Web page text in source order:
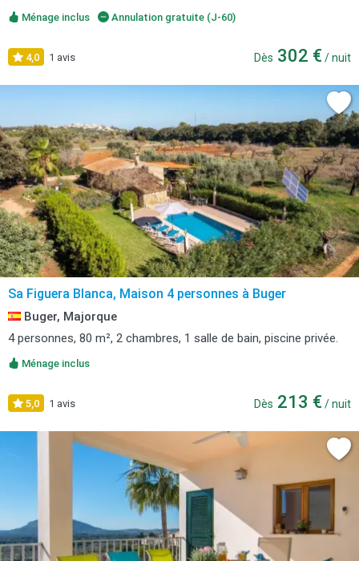
Ménage inclus Annulation gratuite (J-60)
4,0 1 avis Dès 302 € / nuit
Sa Figuera Blanca, Maison 4 personnes à Buger
Buger, Majorque
4 personnes, 80 m², 2 chambres, 1 salle de bain, piscine privée.
Ménage inclus
5,0 1 avis Dès 213 € / nuit